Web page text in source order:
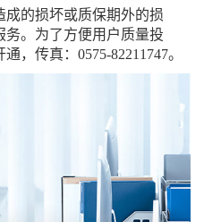
成的损坏或质保期外的损
。为了方便用户质量投
，传真：0575-82211747。